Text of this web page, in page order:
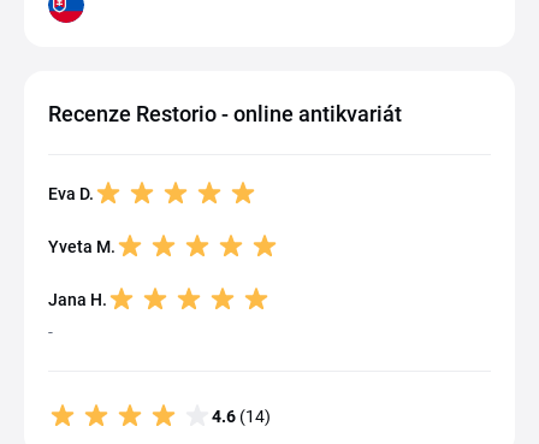
Recenze Restorio - online antikvariát
Eva D.
Yveta M.
Jana H.
-
4.6 (14)